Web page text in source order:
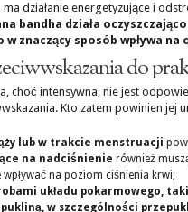
działanie energetyzujące i
bandha działa
w znaczący sposób wpływa
do
choć intensywna, nie jest
Kto zatem powinien jej
lub w trakcie menstruacji
na nadciśnienie również
na poziom ciśnienia krwi,
układu pokarmowego,
w szczególności